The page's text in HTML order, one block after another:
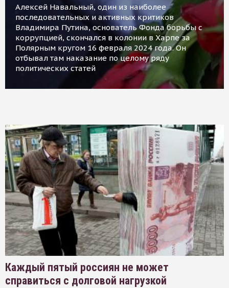
Алексей Навальный, один из наиболее
последовательных и активных критиков
Владимира Путина, основатель Фонда борьбы с
коррупцией, скончался в колонии в Харпе за
Полярным кругом 16 февраля 2024 года. Он
отбывал там наказание по целому ряду
политических статей
Каждый пятый россиян не может
справиться с долговой нагрузкой